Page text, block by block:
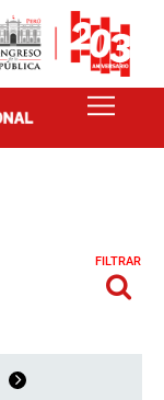
FILTRAR